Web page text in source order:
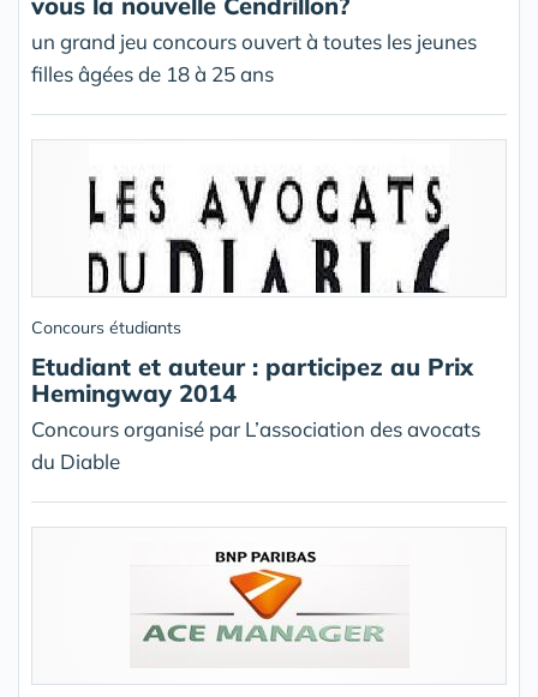
un grand jeu concours ouvert à toutes les jeunes
filles âgées de 18 à 25 ans
Concours étudiants
Etudiant et auteur : participez au Prix
Hemingway 2014
Concours organisé par L’association des avocats
du Diable